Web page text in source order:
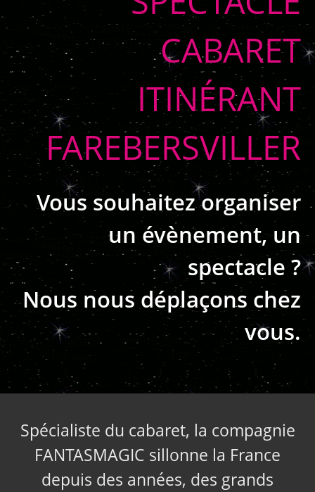
CABARET
ITINÉRANT
FAREBERSVILLER
Vous souhaitez organiser
un évènement, un
spectacle ?
Nous nous déplaçons chez
vous.
Spécialiste du cabaret, la compagnie
FANTASMAGIC sillonne la France
depuis des années, des grands